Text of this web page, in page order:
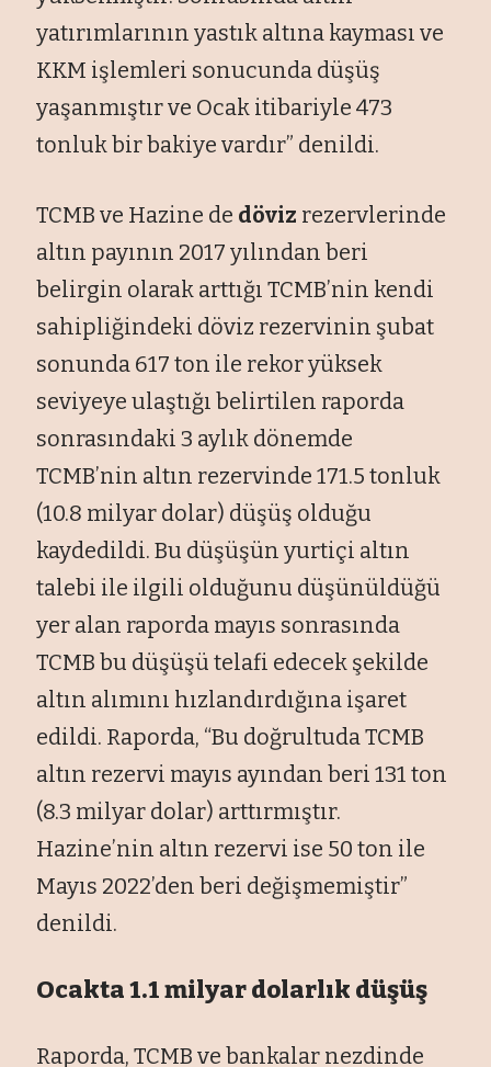
yatırımlarının yastık altına kayması ve
KKM işlemleri sonucunda düşüş
yaşanmıştır ve Ocak itibariyle 473
tonluk bir bakiye vardır” denildi.
TCMB ve Hazine de döviz rezervlerinde
altın payının 2017 yılından beri
belirgin olarak arttığı TCMB’nin kendi
sahipliğindeki döviz rezervinin şubat
sonunda 617 ton ile rekor yüksek
seviyeye ulaştığı belirtilen raporda
sonrasındaki 3 aylık dönemde
TCMB’nin altın rezervinde 171.5 tonluk
(10.8 milyar dolar) düşüş olduğu
kaydedildi. Bu düşüşün yurtiçi altın
talebi ile ilgili olduğunu düşünüldüğü
yer alan raporda mayıs sonrasında
TCMB bu düşüşü telafi edecek şekilde
altın alımını hızlandırdığına işaret
edildi. Raporda, “Bu doğrultuda TCMB
altın rezervi mayıs ayından beri 131 ton
(8.3 milyar dolar) arttırmıştır.
Hazine’nin altın rezervi ise 50 ton ile
Mayıs 2022’den beri değişmemiştir”
denildi.
Ocakta 1.1 milyar dolarlık düşüş
Raporda, TCMB ve bankalar nezdinde